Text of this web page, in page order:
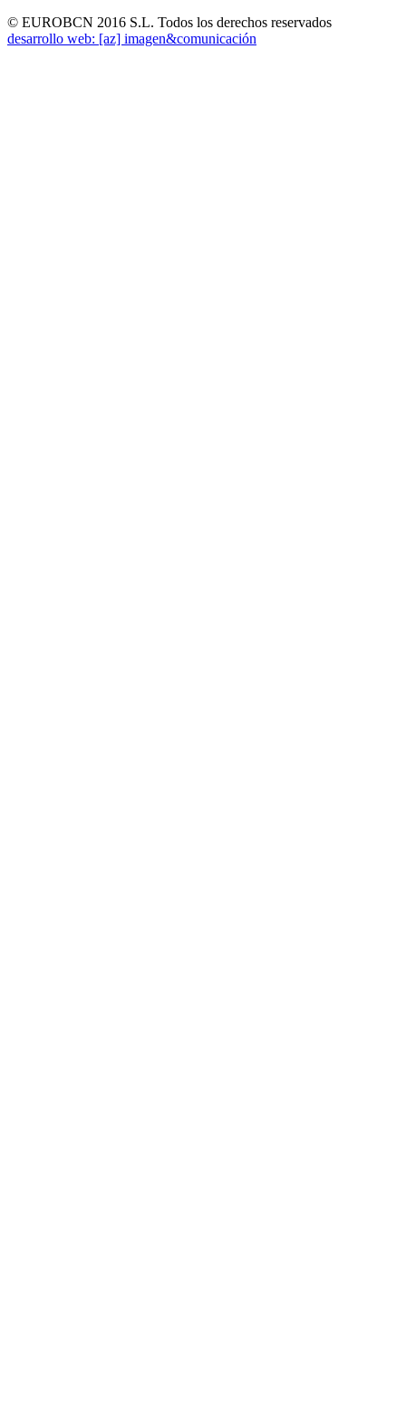
© EUROBCN 2016 S.L. Todos los derechos reservados
desarrollo web: [az] imagen&comunicación